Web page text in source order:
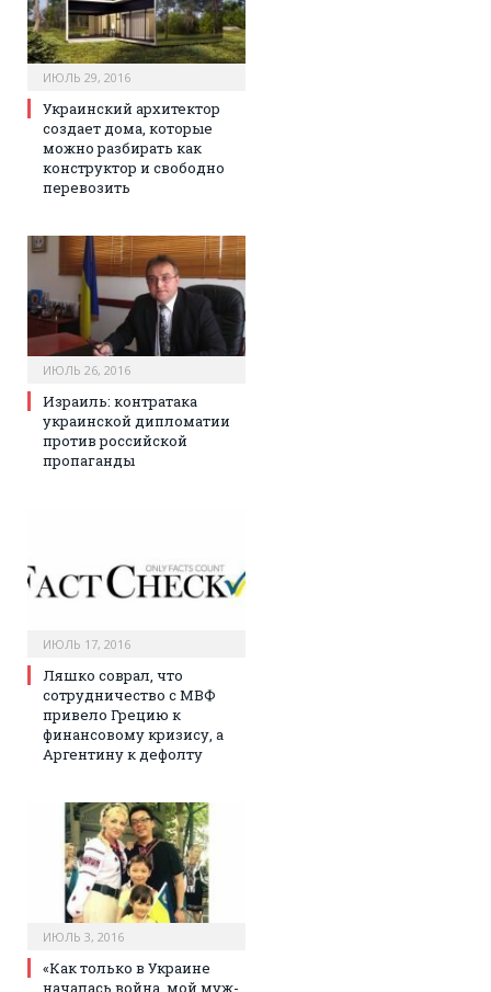
ИЮЛЬ 29, 2016
Украинский архитектор
создает дома, которые
можно разбирать как
конструктор и свободно
перевозить
ИЮЛЬ 26, 2016
Израиль: контратака
украинской дипломатии
против российской
пропаганды
ИЮЛЬ 17, 2016
Ляшко соврал, что
сотрудничество с МВФ
привело Грецию к
финансовому кризису, а
Аргентину к дефолту
ИЮЛЬ 3, 2016
«Как только в Украине
началась война, мой муж-